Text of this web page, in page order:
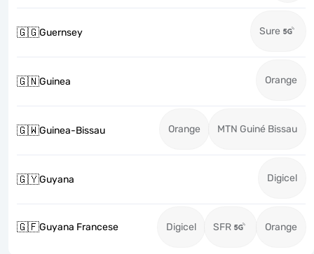
🇬🇬Guernsey Sure
🇬🇳Guinea Orange
🇬🇼Guinea-Bissau Orange MTN Guiné Bissau
🇬🇾Guyana Digicel
🇬🇫Guyana Francese Digicel SFR Orange